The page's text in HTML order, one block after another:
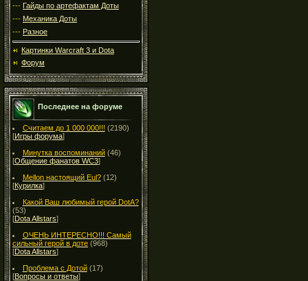
--- Гайды по артефактам Доты
--- Механика Доты
--- Разное
Картинки Warcraft 3 и Dota
Форум
Последнее на форуме
Считаем до 1 000 000!!! (2190)
[Игры форума]
Минутка воспоминаний (46)
[Общение фанатов WC3]
Mellon настоящий Eul? (12)
[Курилка]
Какой Ваш любимый герой DotA?
(53)
[Dota Allstars]
ОЧЕНЬ ИНТЕРЕСНО!!! Самый
сильный герой в доте (968)
[Dota Allstars]
Проблема с Дотой (17)
[Вопросы и ответы]